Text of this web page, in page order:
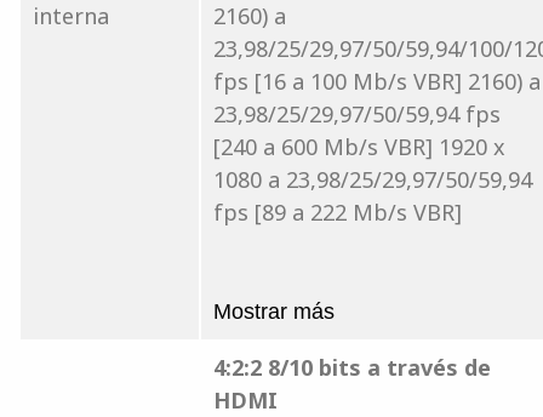
interna
2160) a
23,98/25/29,97/50/59,94/100/
fps [16 a 100 Mb/s VBR] 2160) a
23,98/25/29,97/50/59,94 fps
[240 a 600 Mb/s VBR] 1920 x
1080 a 23,98/25/29,97/50/59,94
fps [89 a 222 Mb/s VBR]
Mostrar más
4:2:2 8/10 bits a través de
HDMI